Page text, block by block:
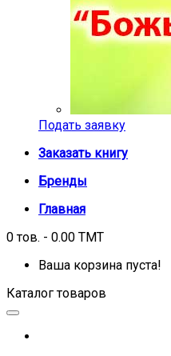
Подать заявку
Заказать книгу
Бренды
Главная
0 тов. - 0.00 TMT
Ваша корзина пуста!
Каталог товаров